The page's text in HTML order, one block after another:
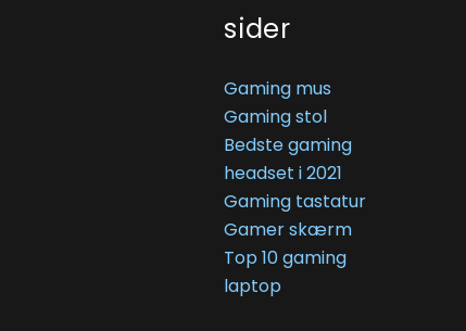
sider
Gaming mus
Gaming stol
Bedste gaming
headset i 2021
Gaming tastatur
Gamer skærm
Top 10 gaming
laptop